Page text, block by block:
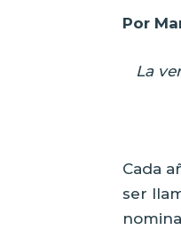
Por
La
Cada
ser